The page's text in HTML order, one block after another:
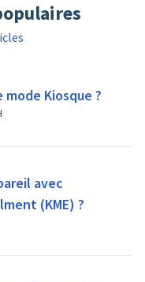
Kiosque ?
avec
(KME) ?